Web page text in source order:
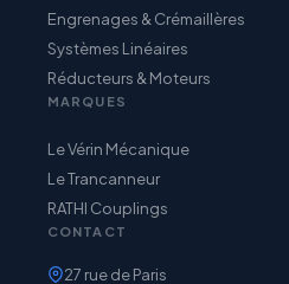
Engrenages & Crémaillères
Systèmes Linéaires
Réducteurs & Moteurs
MARQUES
Le Vérin Mécanique
Le Trancanneur
RATHI Couplings
CONTACT
27 rue de Paris